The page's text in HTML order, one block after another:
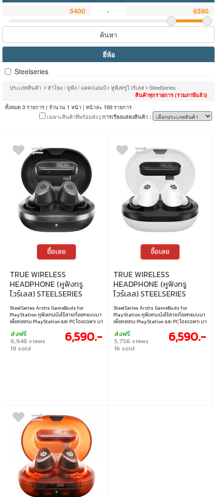
-
ค้นหา
ยี่ห้อ
Steelseries
ประเภทสินค้า ลำโพง / หูฟัง / แดค/แอมป์ หูฟังทรูไวร์เลส SteelSeries
สินค้าทุกรายการ (รวมภาษีแล้ว)
ทั้งหมด 3 รายการ | จำนวน 1 หน้า | หน้าละ 100 รายการ
เฉพาะสินค้าที่พร้อมส่ง | การเรียงแสดงสินค้า :
ซื้อเลย
TRUE WIRELESS
HEADPHONE (หูฟังทรู
ไวร์เลส) STEELSERIES
ARCTIS GAMEBUDS - FOR
PLAYSTATION BLACK
SteelSeries Arctis GameBuds for
PlayStation หูฟังเกมมิ่งไร้สายที่ออกแบบมา
เพื่อคอเกม PlayStation และ PC โดยเฉพาะ มา
ที่สลับใช้งานได้ทันที ระบบตัดเสียงรบกวน
แบบ Hybrid ANC และ Spatial Audio 360°
ให้เสียงรอบทิศทางสมจริง ใช้งานได้นาน 10
PlayStation, PC และมือถือ • แบตเตอรี่ใช้งาน
ต่อเนื่อง 10 ชั่วโมง พร้อมเคสชาร์จไร้สาย Qi
รวมสูงสุด 40 ชั่วโมง • การป้องกันระดับ IP55
กันน้ำ กันฝุ่น และสิ่งสกปรก
ส่งฟรี
6,948 views
19 sold
6,590.-
ซื้อเลย
TRUE WIRELESS
HEADPHONE (หูฟังทรู
ไวร์เลส) STEELSERIES
ARCTIS GAMEBUDS - FOR
PLAYSTATION WHITE
SteelSeries Arctis GameBuds for
PlayStation หูฟังเกมมิ่งไร้สายที่ออกแบบมา
เพื่อคอเกม PlayStation และ PC โดยเฉพาะ มา
ที่สลับใช้งานได้ทันที ระบบตัดเสียงรบกวน
แบบ Hybrid ANC และ Spatial Audio 360°
ให้เสียงรอบทิศทางสมจริง ใช้งานได้นาน 10
ส่งฟรี
5,756 views
16 sold
6,590.-